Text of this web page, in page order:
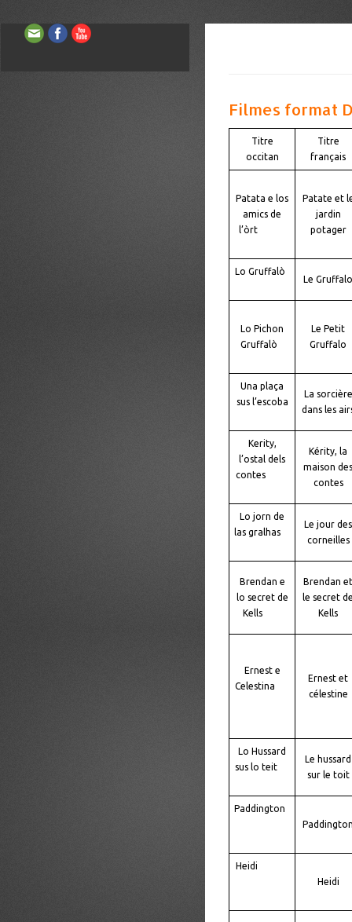
Filmes format
Titre
occitan
Titre
français
Patata e los
amics de
l’òrt
Patate et
jardin
potager
Lo Gruffalò
Le Gruffalo
Lo Pichon
Gruffalò
Le Petit
Gruffalo
Una plaça
sus l’escoba
La sorcière
dans les
Kerity,
l’ostal dels
contes
Kérity, la
maison des
contes
Lo jorn de
las gralhas
Le jour des
corneilles
Brendan e
lo secret de
Kells
Brendan et
le secret
Kells
Ernest e
Celestina
Ernest et
célestine
Lo Hussard
sus lo teit
Le hussard
sur le toit
Paddington
Heidi
Heidi